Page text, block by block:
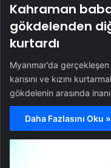
Kahraman
gökdelenden
kurtardı
Myanmar’da
karısını ve kızını
gökdelenin arasında
Daha Fazlasını Oku »